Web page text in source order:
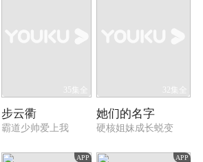
的日本投降。丽花皇宫重新开业，多年前与丽花
重新开唱，家豪出现了……
35集全
步云衢
霸道少帅爱上我
32集全
她们的名字
硬核姐妹成长蜕变
APP APP